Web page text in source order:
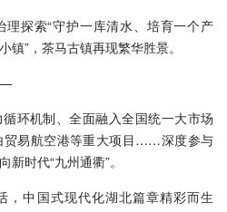
探索“守护一库清水、培育一个产
”，茶马古镇再现繁华胜景。
环机制、全面融入全国统一大市场
贸易航空港等重大项目……深度参与
时代“九州通衢”。
，中国式现代化湖北篇章精彩而生